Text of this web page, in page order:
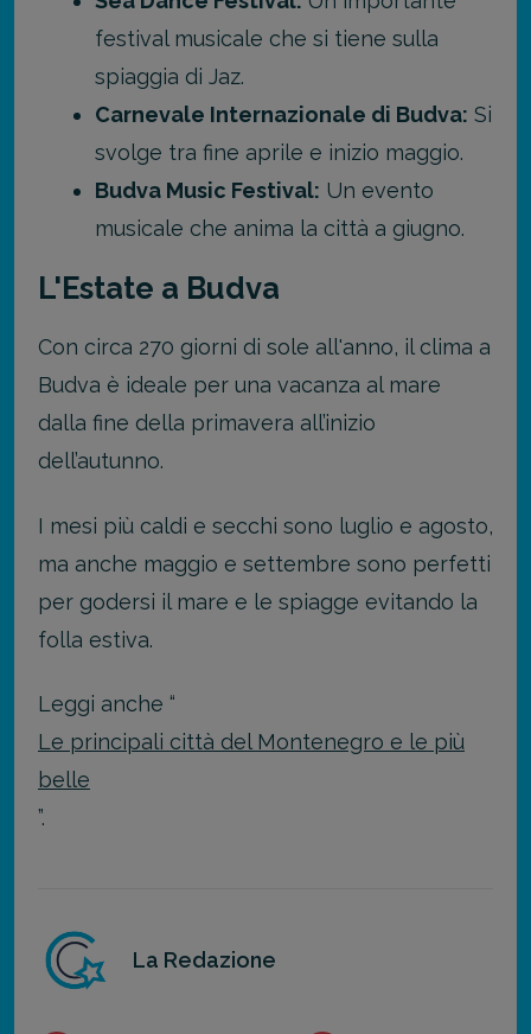
festival musicale che si tiene sulla
spiaggia di Jaz.
Carnevale Internazionale di Budva: Si
svolge tra fine aprile e inizio maggio.
Budva Music Festival: Un evento
musicale che anima la città a giugno.
L'Estate a Budva
Con circa 270 giorni di sole all'anno, il clima a
Budva è ideale per una vacanza al mare
dalla fine della primavera all’inizio
dell’autunno.
I mesi più caldi e secchi sono luglio e agosto,
ma anche maggio e settembre sono perfetti
per godersi il mare e le spiagge evitando la
folla estiva.
Leggi anche “
Le principali città del Montenegro e le più
belle
”.
La Redazione